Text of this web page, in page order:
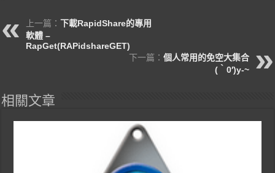
上一篇：下載RapidShare的專用
軟體 –
RapGet(RAPidshareGET)
下一篇： 個人常用的免空大集合
(‵0′)y-~
相關文章